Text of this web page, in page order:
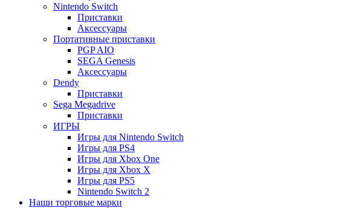
Nintendo Switch
Приставки
Аксессуары
Портативные приставки
PGP AIO
SEGA Genesis
Аксессуары
Dendy
Приставки
Sega Megadrive
Приставки
ИГРЫ
Игры для Nintendo Switch
Игры для PS4
Игры для Xbox One
Игры для Xbox X
Игры для PS5
Nintendo Switch 2
Наши торговые марки